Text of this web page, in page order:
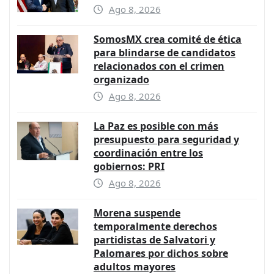
Ago 8, 2026
SomosMX crea comité de ética
para blindarse de candidatos
relacionados con el crimen
organizado
Ago 8, 2026
La Paz es posible con más
presupuesto para seguridad y
coordinación entre los
gobiernos: PRI
Ago 8, 2026
Morena suspende
temporalmente derechos
partidistas de Salvatori y
Palomares por dichos sobre
adultos mayores